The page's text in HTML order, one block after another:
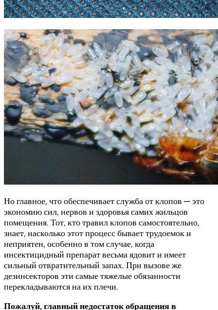
Но главное, что обеспечивает служба от клопов — это
экономию сил, нервов и здоровья самих жильцов
помещения. Тот, кто травил клопов самостоятельно,
знает, насколько этот процесс бывает трудоемок и
неприятен, особенно в том случае, когда
инсектицидный препарат весьма ядовит и имеет
сильный отвратительный запах. При вызове же
дезинсекторов эти самые тяжелые обязанности
перекладываются на их плечи.
Пожалуй, главный недостаток обращения в